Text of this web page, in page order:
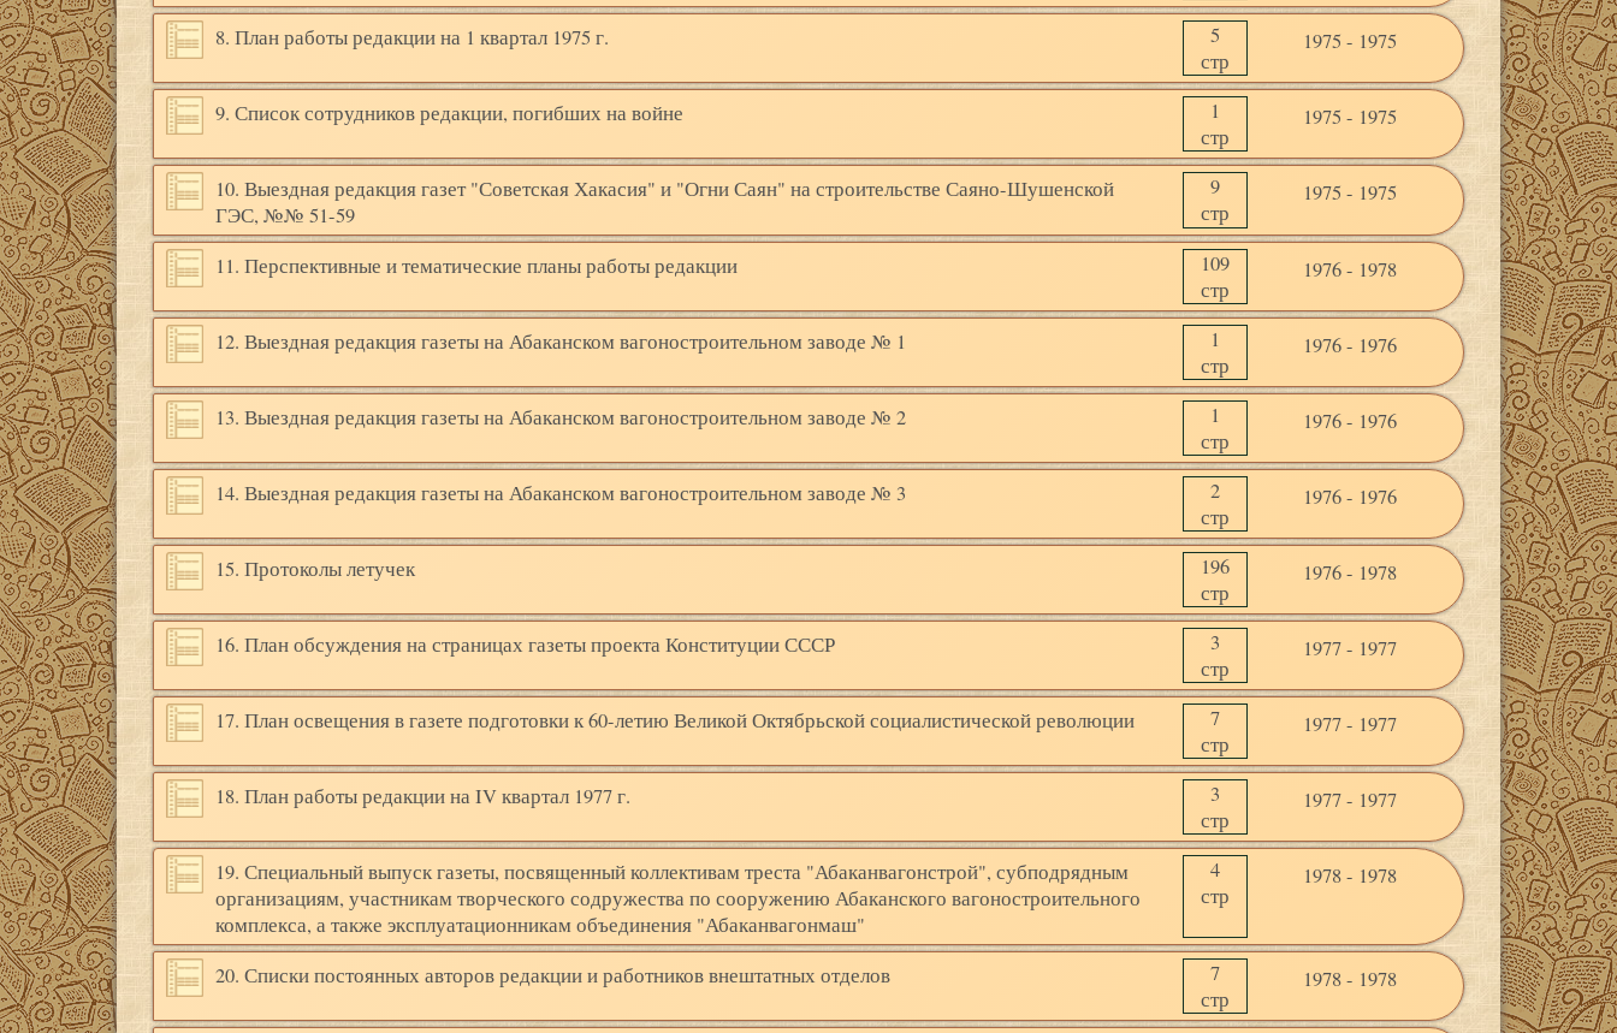
8. План работы редакции на 1 квартал 1975 г.
5
стр
1975 - 1975
9. Список сотрудников редакции, погибших на войне
1
стр
1975 - 1975
10. Выездная редакция газет "Советская Хакасия" и "Огни Саян" на строительстве Саяно-Шушенской
ГЭС, №№ 51-59
9
стр
1975 - 1975
11. Перспективные и тематические планы работы редакции
109
стр
1976 - 1978
12. Выездная редакция газеты на Абаканском вагоностроительном заводе № 1
1
стр
1976 - 1976
13. Выездная редакция газеты на Абаканском вагоностроительном заводе № 2
1
стр
1976 - 1976
14. Выездная редакция газеты на Абаканском вагоностроительном заводе № 3
2
стр
1976 - 1976
15. Протоколы летучек
196
стр
1976 - 1978
16. План обсуждения на страницах газеты проекта Конституции СССР
3
стр
1977 - 1977
17. План освещения в газете подготовки к 60-летию Великой Октябрьской социалистической революции
7
стр
1977 - 1977
18. План работы редакции на IV квартал 1977 г.
3
стр
1977 - 1977
19. Специальный выпуск газеты, посвященный коллективам треста "Абаканвагонстрой", субподрядным
организациям, участникам творческого содружества по сооружению Абаканского вагоностроительного
комплекса, а также эксплуатационникам объединения "Абаканвагонмаш"
4
стр
1978 - 1978
20. Списки постоянных авторов редакции и работников внештатных отделов
7
стр
1978 - 1978